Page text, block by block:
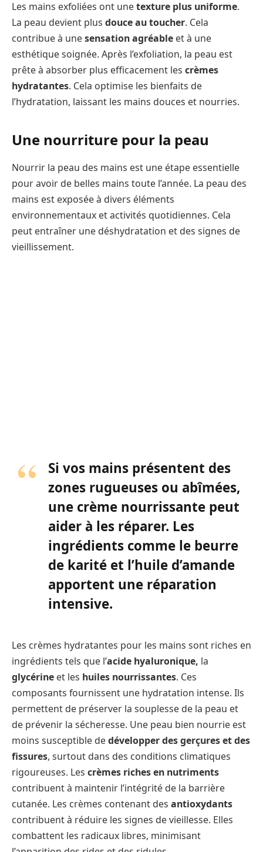
Les mains exfoliées ont unetexture plus uniforme.
La peau devient plus douce au toucher. Cela
contribue à unesensation agréable et à une
esthétique soignée. Après l’exfoliation, la peau est
prête à absorber plus efficacement les crèmes
hydratantes. Cela optimise les bienfaits de
l’hydratation, laissant les mains douces et nourries.
Une nourriture pour la peau
Nourrir la peau des mains est une étape essentielle
pour avoir de belles mains toute l’année. La peau des
mains est exposée à divers éléments
environnementaux et activités quotidiennes. Cela
peut entraîner une déshydratation et des signes de
vieillissement.
Si vos mains présentent des
zones rugueuses ou abîmées,
une crème nourrissante peut
aider à les réparer. Les
ingrédients comme le beurre
de karité et l’huile d’amande
apportent une réparation
intensive.
Les crèmes hydratantes pour les mains sont riches en
ingrédients tels que l’acide hyaluronique, la
glycérine et les huiles nourrissantes. Ces
composants fournissent une hydratation intense. Ils
permettent de préserver la souplesse de la peau et
de prévenir la sécheresse. Une peau bien nourrie est
moins susceptible dedévelopper des gerçures et des
fissures, surtout dans des conditions climatiques
rigoureuses. Les crèmes riches en nutriments
contribuent à maintenir l’intégrité de la barrière
cutanée. Les crèmes contenant des antioxydants
contribuent à réduire les signes de vieillesse. Elles
combattent les radicaux libres, minimisant